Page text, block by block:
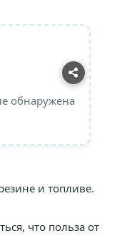
обнаружена
и топливе.
что польза от